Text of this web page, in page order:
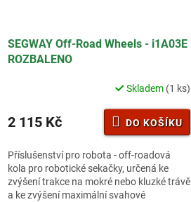
SEGWAY Off-Road Wheels - i1A03E
ROZBALENO
Skladem (1 ks)
2 115 Kč DO KOŠÍKU
Příslušenství pro robota - off-roadová
kola pro robotické sekačky, určená ke
zvýšení trakce na mokré nebo kluzké trávě
a ke zvýšení maximální svahové